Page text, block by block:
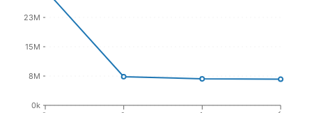
0k
8M
15M
23M